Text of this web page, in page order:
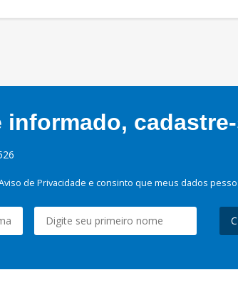
informado,
de Privacidade e consinto que meus dados